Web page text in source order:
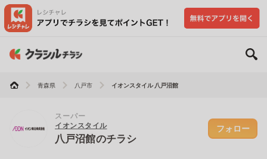
青森県 八戸市 イオンスタイル 八戸沼館
スーパー
イオンスタイル
八戸沼館のチラシ
フォロー